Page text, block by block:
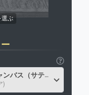
バス（サテン）
)